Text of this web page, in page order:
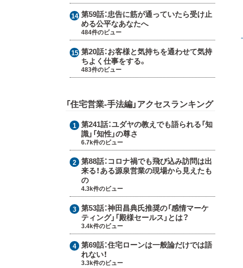
第59話：忠告に筋が通っていたら受け止
める公平なあなたへ
484件のビュー
第20話：お客様と気持ちを通わせて気持
ちよく仕事をする。
483件のビュー
「住宅営業-手法編」アクセスランキング
第241話：ユダヤの教えでも語られる「知
識」「知性」の尊さ
6.7k件のビュー
第88話：コロナ禍でも飛び込み訪問は出
来る！ある源泉営業の現場から見えたも
の
4.3k件のビュー
第53話：神田昌典氏推奨の「感情マーケ
ティング」「殿様セールス」とは？
3.4k件のビュー
第69話：住宅ローンは一般論だけでは語
れない！
3.3k件のビュー